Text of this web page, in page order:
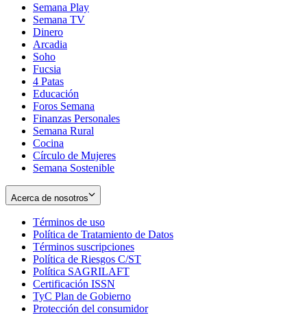
Semana Play
Semana TV
Dinero
Arcadia
Soho
in
new
window
Fucsia
in
new
window
4 Patas
Educación
Foros Semana
Finanzas Personales
Semana Rural
Cocina
Círculo de Mujeres
Semana Sostenible
Acerca de nosotros
Términos de uso
in
new
window
Política de Tratamiento de Datos
Términos suscripciones
in
Política de Riesgos C/ST
Política SAGRILAFT
new
window
Certificación ISSN
in
new
TyC Plan de Gobierno
in
Protección del consumidorOpens